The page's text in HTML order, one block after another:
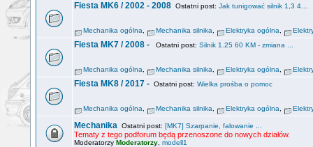
Fiesta MK6 / 2002 - 2008 Ostatni post: Jak tunigować silnik 1,3 4...
Mechanika ogólna Mechanika silnika Elektryka ogólna
Fiesta MK7 / 2008 - Ostatni post: Silnik 1.25 60 KM - zmiana ...
Mechanika ogólna Mechanika silnika Elektryka ogólna
Fiesta MK8 / 2017 - Ostatni post: Wielka prośba o pomoc
Mechanika ogólna Mechanika silnika Elektryka ogólna
Mechanika Ostatni post: [MK7] Szarpanie, falowanie ...
Tematy z tego podforum będą przenoszone do nowych działów.
Moderatorzy Moderatorzy modell1